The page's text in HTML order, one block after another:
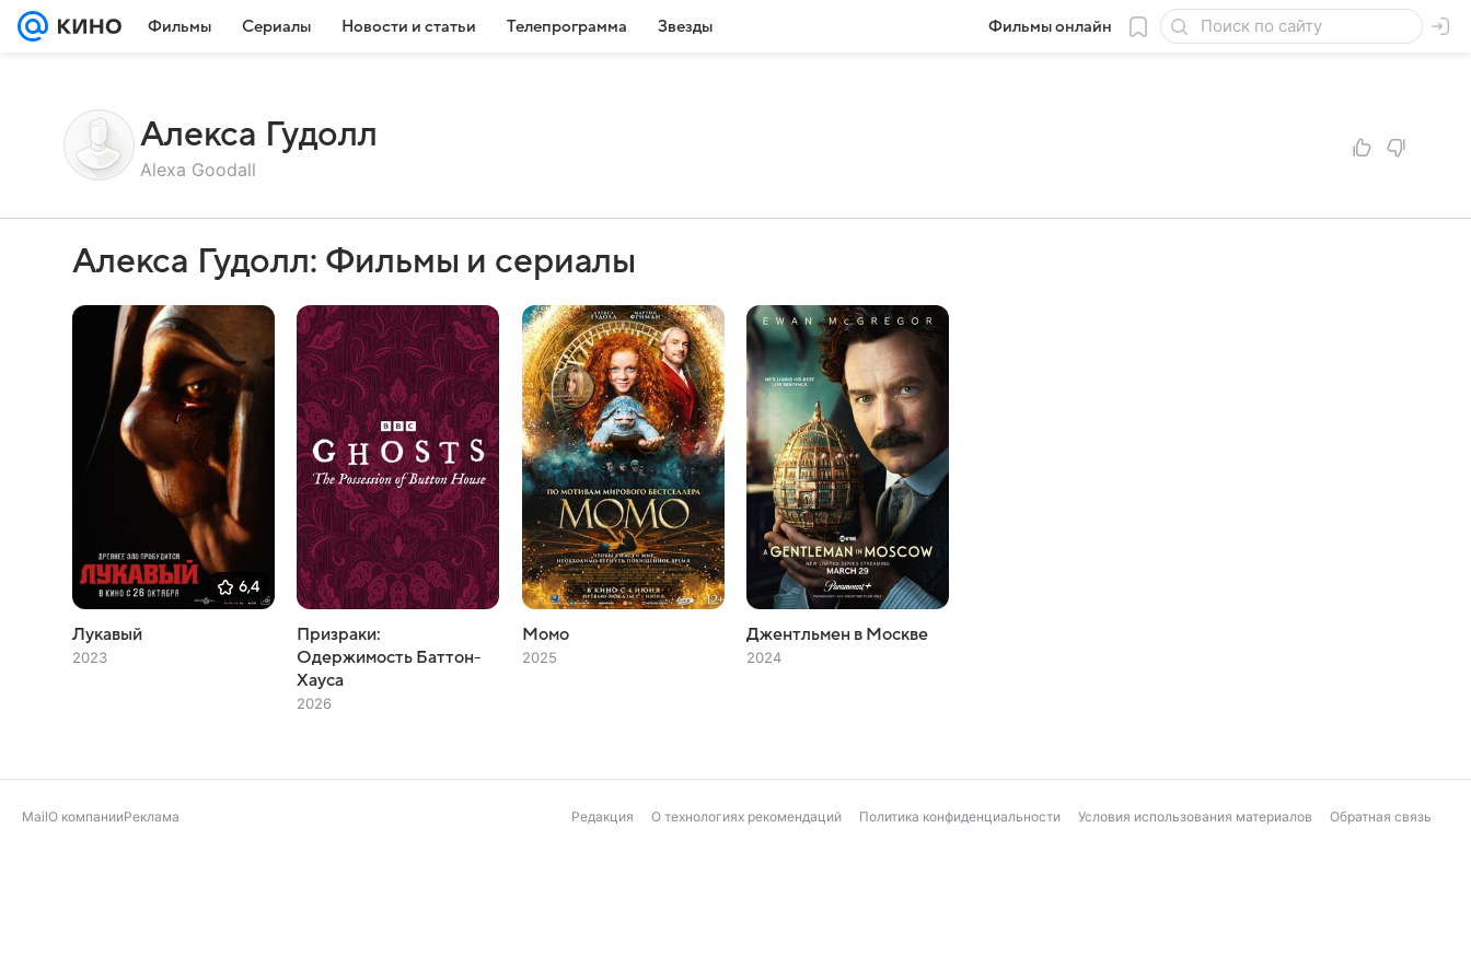
Фильмы Сериалы Новости и статьи Телепрограмма Звезды Фильмы онлайн
Алекса Гудолл
Alexa Goodall
Алекса Гудолл: Фильмы и сериалы
6,4
Лукавый
2023
Призраки:
Одержимость Баттон-
Хауса
2026
Момо
2025
Джентльмен в Москве
2024
MailО компанииРеклама Редакция О технологиях рекомендаций Политика конфиденциальности Условия использования материалов Обратная связь